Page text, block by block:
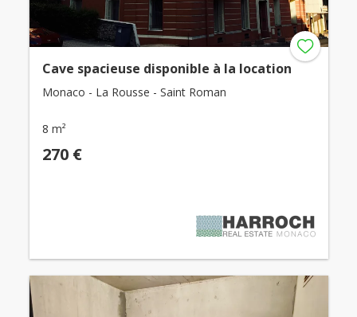
Cave spacieuse disponible à la location
Monaco - La Rousse - Saint Roman
8 m²
270 €